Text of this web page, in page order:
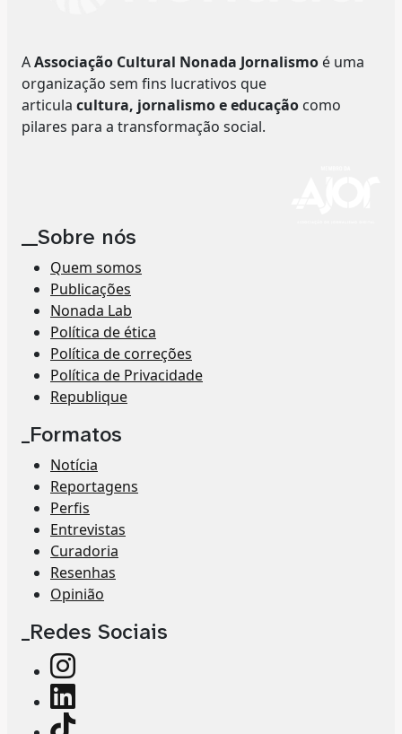
AAssociação Cultural Nonada Jornalismo é uma
organização sem fins lucrativos que
articula cultura, jornalismo e educação como
pilares para a transformação social.
__Sobre nós
Quem somos
Publicações
Nonada Lab
Política de ética
Política de correções
Política de Privacidade
Republique
_Formatos
Notícia
Reportagens
Perfis
Entrevistas
Curadoria
Resenhas
Opinião
_Redes Sociais